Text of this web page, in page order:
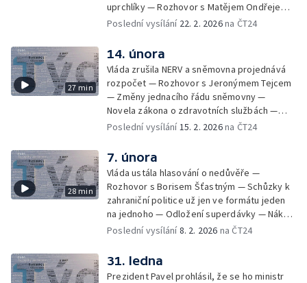
uprchlíky — Rozhovor s Matějem Ondřejem
Havlem — Nevydání A. Babiše a T. Okamury k
prezidentské kanceláře — Tři sněmovní
výbory si volily své předsedy — Prezident
na návštěvě Prahy — Zákon o sociálně-
zdravotním pomezí čeká pravděpodobně
novela
Poslední vysílání 22. 2. 2026na ČT24
27 min
14. února
Vláda zrušila NERV a sněmovna projednává
rozpočet — Rozhovor s Jeronýmem Tejcem
— Změny jednacího řádu sněmovny —
Novela zákona o zdravotních službách —
Platnost jednodenní dálniční známky —
Poslední vysílání15. 2. 2026na ČT24
28 min
7. února
Vláda ustála hlasování o nedůvěře —
Rozhovor s Borisem Šťastným — Schůzky k
zahraniční politice už jen ve formátu jeden
na jednoho — Odložení superdávky — Nákup
letounů F-35 — Státní rozpočet v lednu —
Kuba oznámil vznik nového hnutí Naše Česko
— Loni ministři, dnes řadoví poslanci
Poslední vysílání8. 2. 2026 na ČT24
31. ledna
Prezident Pavel prohlásil, že se ho ministr